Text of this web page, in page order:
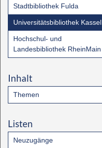
Stadtbibliothek Fulda
Universitätsbibliothek Kassel
Hochschul- und
Landesbibliothek RheinMain
Inhalt
Themen
Listen
Neuzugänge